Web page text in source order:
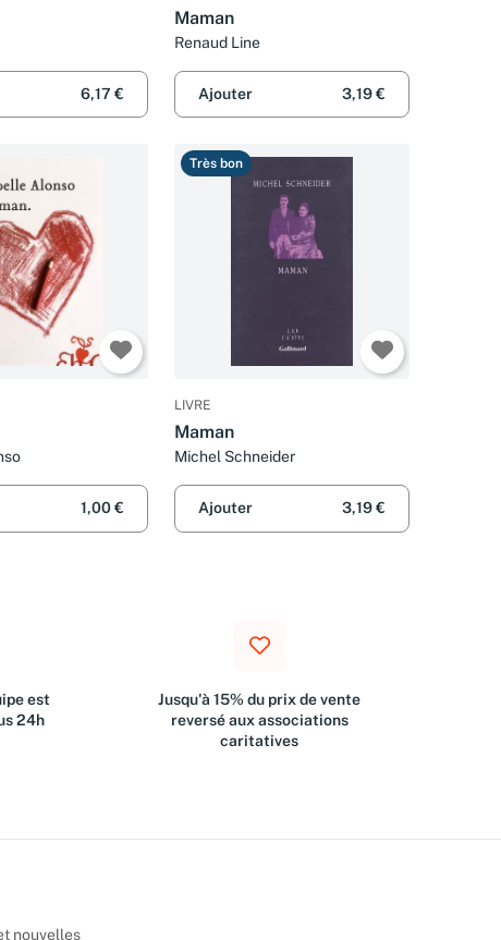
6,17 €
Maman
Renaud Line
Ajouter 3,19 €
1,00 €
Très bon
LIVRE
Maman
Michel Schneider
Ajouter 3,19 €
est
24h
Jusqu'à 15% du prix de vente
reversé aux associations
caritatives
nouvelles